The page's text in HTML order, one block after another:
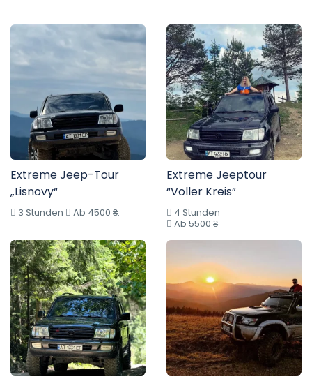
Extreme Jeep-Tour
„Lisnovy“
3 Stunden Ab 4500 ₴.
Extreme Jeeptour
“Voller Kreis”
4 Stunden
Ab 5500 ₴